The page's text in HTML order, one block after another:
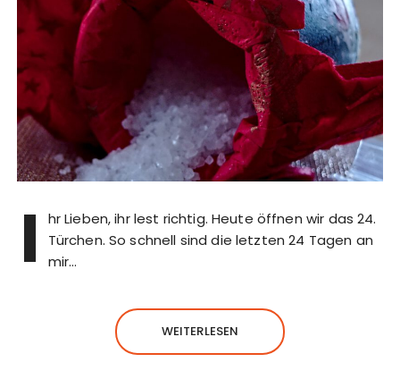
I
hr Lieben, ihr lest richtig. Heute öffnen wir das 24.
Türchen. So schnell sind die letzten 24 Tagen an
mir…
WEITERLESEN